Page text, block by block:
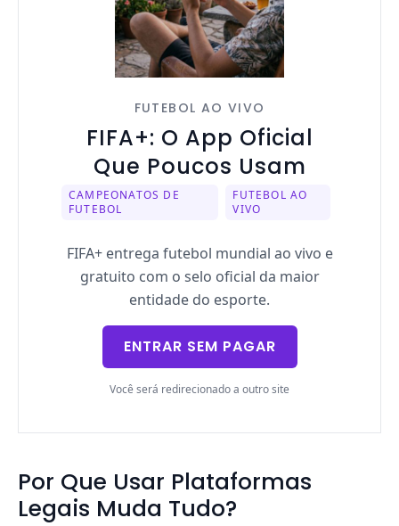
FUTEBOL AO VIVO
FIFA+: O App Oficial
Que Poucos Usam
CAMPEONATOS DE
FUTEBOL
FUTEBOL AO
VIVO
FIFA+ entrega futebol mundial ao vivo e
gratuito com o selo oficial da maior
entidade do esporte.
ENTRAR SEM PAGAR
Você será redirecionado a outro site
Por Que Usar Plataformas
Legais Muda Tudo?